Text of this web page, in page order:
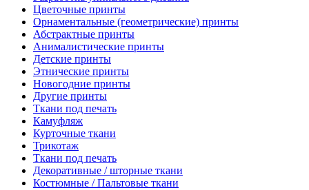
Цветочные принты
Орнаментальные (геометрические) принты
Абстрактные принты
Анималистические принты
Детские принты
Этнические принты
Новогодние принты
Другие принты
Ткани под печать
Камуфляж
Курточные ткани
Трикотаж
Ткани под печать
Декоративные / шторные ткани
Костюмные / Пальтовые ткани